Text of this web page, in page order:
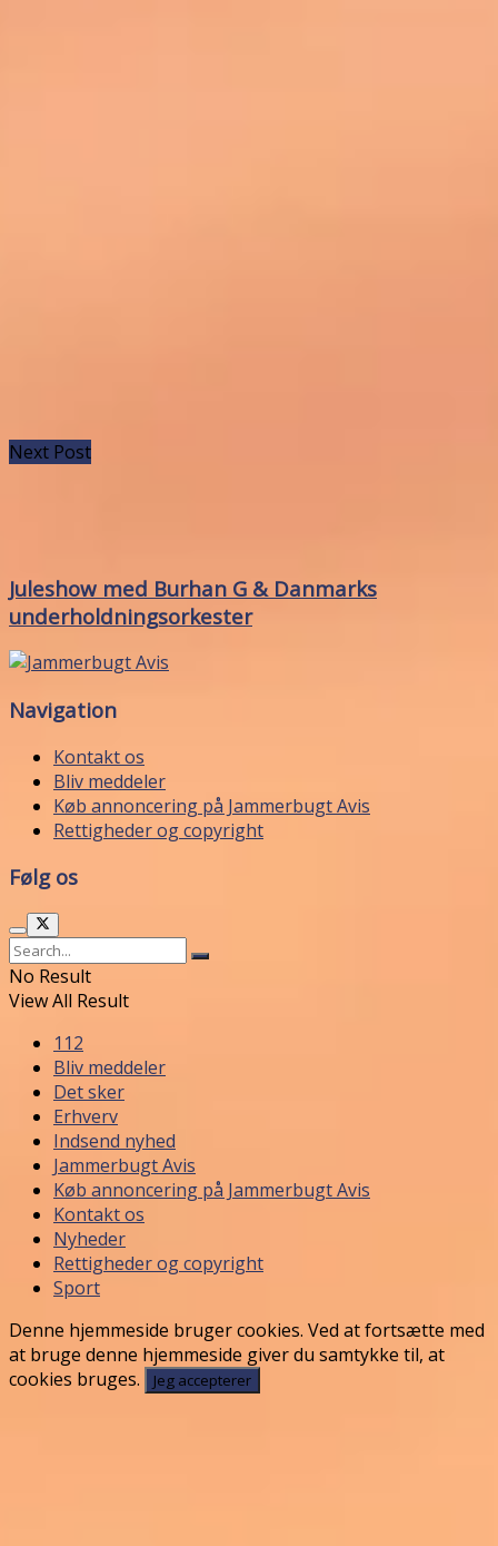
Next Post
Juleshow med Burhan G & Danmarks
underholdningsorkester
Navigation
Kontakt os
Bliv meddeler
Køb annoncering på Jammerbugt Avis
Rettigheder og copyright
Følg os
No Result
View All Result
112
Bliv meddeler
Det sker
Erhverv
Indsend nyhed
Jammerbugt Avis
Køb annoncering på Jammerbugt Avis
Kontakt os
Nyheder
Rettigheder og copyright
Sport
Denne hjemmeside bruger cookies. Ved at fortsætte med
at bruge denne hjemmeside giver du samtykke til, at
cookies bruges.
Jeg accepterer